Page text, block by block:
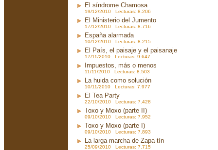
El síndrome Chamosa
19/12/2010 Lecturas: 8.206
El Ministerio del Jumento
17/12/2010 Lecturas: 8.716
España alarmada
10/12/2010 Lecturas: 8.215
El País, el paisaje y el paisanaje
17/11/2010 Lecturas: 9.647
Impuestos, más o menos
11/11/2010 Lecturas: 8.503
La huida como solución
10/11/2010 Lecturas: 7.977
El Tea Party
22/10/2010 Lecturas: 7.428
Toxo y Moxo (parte II)
09/10/2010 Lecturas: 7.952
Toxo y Moxo (parte I)
09/10/2010 Lecturas: 7.893
La larga marcha de Zapa-tín
25/09/2010 Lecturas: 7.715